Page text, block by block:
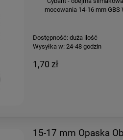
mocowania 14-16 mm
Dostępność: duża ilość
Wysyłka w: 24-48 godzin
1,70 zł
15-17 mm Opaska